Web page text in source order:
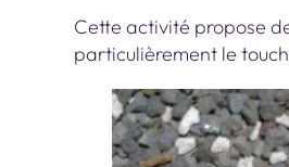
Cette activité propose
particulièrement le